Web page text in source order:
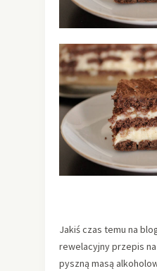
Jakiś czas temu na
rewelacyjny przepis
pyszną masą